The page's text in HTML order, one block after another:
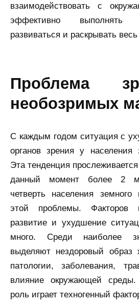
взаимодействовать с
эффективно
развиваться и раскрывать
проблема зрения в
необозримых
С каждым годом ситуация с
органов зрения у населения
Эта тенденция
данный момент более 2
четверть населения
этой проблемы.
развитие и ухудшение
много. Среди наиболее
выделяют нездоровый образ
патологии, заболевания,
влияние окружающей среды.
роль играет техногенный